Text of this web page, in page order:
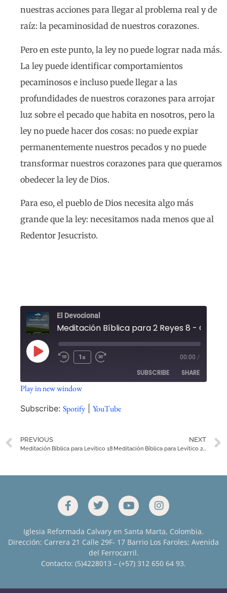
nuestras acciones para llegar al problema real y de
raíz: la pecaminosidad de nuestros corazones.
Pero en este punto, la ley no puede lograr nada más.
La ley puede identificar comportamientos
pecaminosos e incluso puede llegar a las
profundidades de nuestros corazones para arrojar
luz sobre el pecado que habita en nosotros, pero la
ley no puede hacer dos cosas: no puede expiar
permanentemente nuestros pecados y no puede
transformar nuestros corazones para que queramos
obedecer la ley de Dios.
Para eso, el pueblo de Dios necesita algo más
grande que la ley: necesitamos nada menos que al
Redentor Jesucristo.
El Devocional
1x 00:00 /
SUBSCRIBE SHARE
SHARE
EMBED
Play in new window
Subscribe: Spotify| YouTube
PREVIOUS
Meditación Bíblica para Levítico 18
NEXT
Meditación Bíblica para Levítico 20
Iglesia Reformada Calvary en Santa Marta, Colombia.
Dirección: Carrera 21 Calle 29F- 17 Barrio Los Faroles; Avenida
del Ferrocarril.
Contacto: (5)4228013 – (+57) 312 650 64 93.